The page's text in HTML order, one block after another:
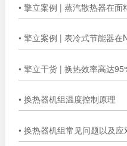
• 擎立案例 | 蒸汽散热器在面
• 擎立案例 | 表冷式节能器在
• 换热器机组温度控制原理
• 换热器机组常见问题以及